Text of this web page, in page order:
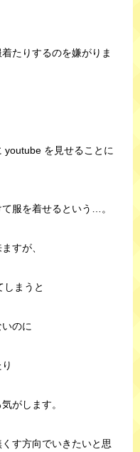
たりするのを嫌がりま
youtube を見せることに
服を着せるという…。
すが、
まうと
のに
がします。
す方向でいきたいと思